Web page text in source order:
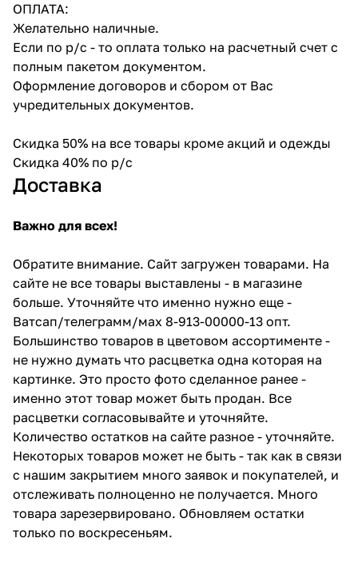
ОПЛАТА:
Желательно наличные.
Если по р/с - то оплата только на расчетный счет с
полным пакетом документом.
Оформление договоров и сбором от Вас
учредительных документов.
Скидка 50% на все товары кроме акций и одежды
Скидка 40% по р/с
Доставка
Важно для всех!
Обратите внимание. Сайт загружен товарами. На
сайте не все товары выставлены - в магазине
больше. Уточняйте что именно нужно еще -
Ватсап/телеграмм/мах 8-913-00000-13 опт.
Большинство товаров в цветовом ассортименте -
не нужно думать что расцветка одна которая на
картинке. Это просто фото сделанное ранее -
именно этот товар может быть продан. Все
расцветки согласовывайте и уточняйте.
Количество остатков на сайте разное - уточняйте.
Некоторых товаров может не быть - так как в связи
с нашим закрытием много заявок и покупателей, и
отслеживать полноценно не получается. Много
товара зарезервировано. Обновляем остатки
только по воскресеньям.